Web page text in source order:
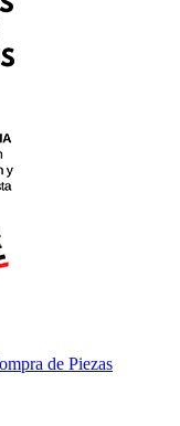
de Piezas